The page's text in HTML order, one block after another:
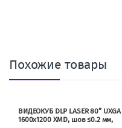
Похожие товары
ВИДЕОКУБ DLP LASER 80” UXGA
1600х1200 XMD, шов ≤0.2 мм,